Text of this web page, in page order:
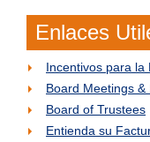
i
e
n
P
r
Enlaces
Incentivos para la
Board Meetings &
Board of Trustees
Entienda su